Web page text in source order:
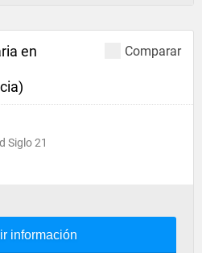
Comparar
en
Siglo 21
información